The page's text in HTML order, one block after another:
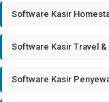
Software Kasir
Software Kasir Travel
Software Kasir